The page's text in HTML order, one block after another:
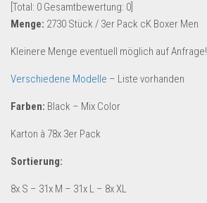
Münzen
Schuhe & Accessoires
Sport & Freizeit
Uhren & Schmuck
eBay Restposten kaufen
[Total: 0 Gesamtbewertung: 0
Menge: 2730 Stück / 3er Pack cK Boxer Men
Kleinere Menge eventuell möglich auf Anfrage!
Verschiedene Modelle – Liste vorhanden
Farben: Black – Mix Color
Karton à 78x 3er Pack
Sortierung:
8x S – 31x M – 31x L – 8x XL